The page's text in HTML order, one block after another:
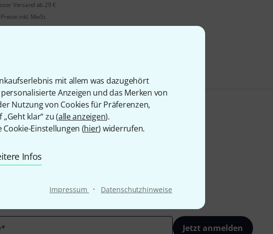
mit allem was dazugehört
Anzeigen und das Merken von
Nutzung von Cookies für Präferenzen,
klar“ zu (alle anzeigen).
Einstellungen (hier) widerrufen.
Infos
Impressum · Datenschutzhinweise
Versand ab 29 €
inkl. MwSt.
* Jetzt anmelden